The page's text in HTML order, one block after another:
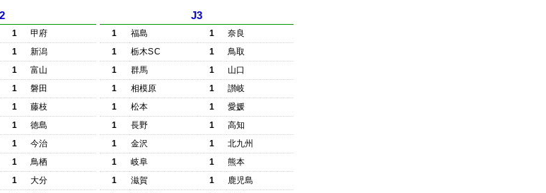
1
甲府
1
新潟
1
富山
1
磐田
1
藤枝
1
徳島
1
今治
1
鳥栖
1
大分
J3
1 福島 1
奈良
1
栃木SC 1
鳥取
1
群馬 1
山口
1
相模原 1
讃岐
1
松本 1
愛媛
1
長野 1
高知
1
金沢 1
北九州
1
岐阜 1
熊本
1
滋賀 1
鹿児島